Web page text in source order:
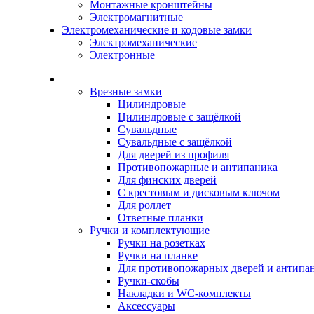
Монтажные кронштейны
Электромагнитные
Электромеханические и кодовые замки
Электромеханические
Электронные
Врезные замки
Цилиндровые
Цилиндровые с защёлкой
Сувальдные
Сувальдные с защёлкой
Для дверей из профиля
Противопожарные и антипаника
Для финских дверей
С крестовым и дисковым ключом
Для роллет
Ответные планки
Ручки и комплектующие
Ручки на розетках
Ручки на планке
Для противопожарных дверей и
Ручки-скобы
Накладки и WC-комплекты
Аксессуары